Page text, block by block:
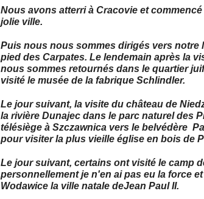
Nous avons atterri à Cracovie et
jolie ville.
Puis nous nous sommes dirigés vers
pied des Carpates. Le lendemain après la
nous sommes retournés dans le quartier
visité le musée de la fabrique Schlindler.
Le jour suivant, la visite du château de
la rivière Dunajec dans le parc naturel des
télésiège à Szczawnica vers le belvédère
pour visiter la plus vieille église en bois de
Le jour suivant, certains ont visité le camp
personnellement je n'en ai pas eu la force
Wodawice la ville natale deJean Paul II.